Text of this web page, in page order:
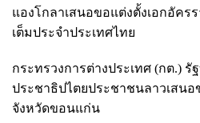
แองโกลาเสนอขอแต่งตั้งเอกอัค
เต็มประจำประเทศไทย
กระทรวงการต่างประเทศ (กต.)
ประชาธิปไตยประชาชนลาวเสน
จังหวัดขอนแก่น